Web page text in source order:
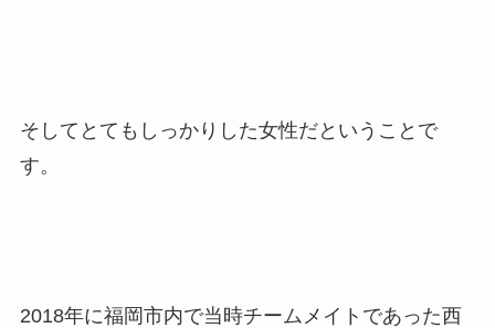
そしてとてもしっかりした女性だということで
す。
2018年に福岡市内で当時チームメイトであった西